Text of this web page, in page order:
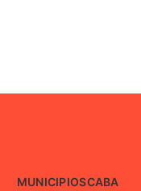
MUNICIPIOSCABA